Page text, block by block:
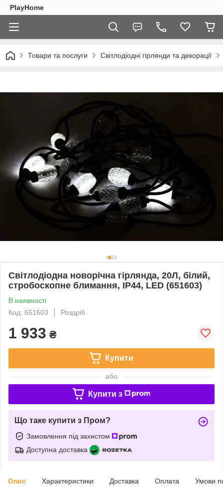
PlayHome
Товари та послуги Світлодіодні гірлянди та декорації
Світлодіодна новорічна гірлянда, 20Л, білий,
стробоскопне блимання, IP44, LED (651603)
В наявності
Код: 651603
Роздріб
1 933 ₴
Купити
або
Купити з
Що таке купити з Пром?
Замовлення під захистом
Доступна доставка
Опис Характеристики Доставка Оплата Умови